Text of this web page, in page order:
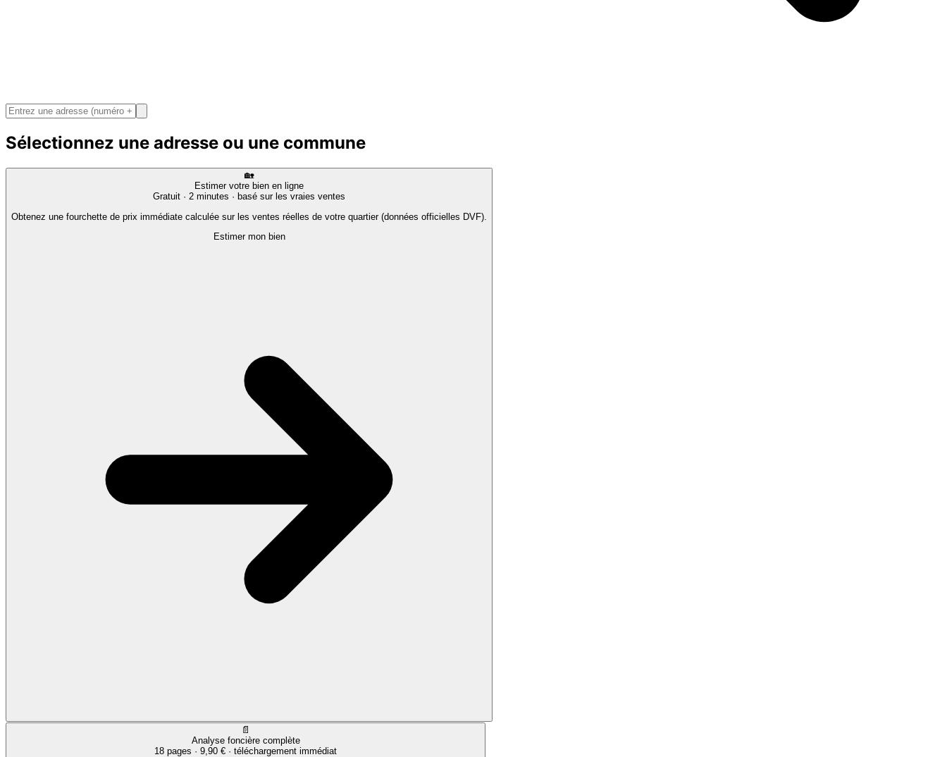
Sélectionnez une adresse ou une commune
🏡
Estimer votre bien en ligne
Gratuit · 2 minutes · basé sur les vraies ventes
Obtenez une fourchette de prix immédiate calculée sur les ventes réelles de votre quartier (données officielles DVF).
Estimer mon bien
📄
Analyse foncière complète
18 pages · 9,90 € · téléchargement immédiat